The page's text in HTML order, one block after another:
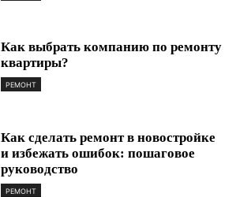
Как выбрать компанию по ремонту
квартиры?
РЕМОНТ
Как сделать ремонт в новостройке
и избежать ошибок: пошаговое
руководство
РЕМОНТ